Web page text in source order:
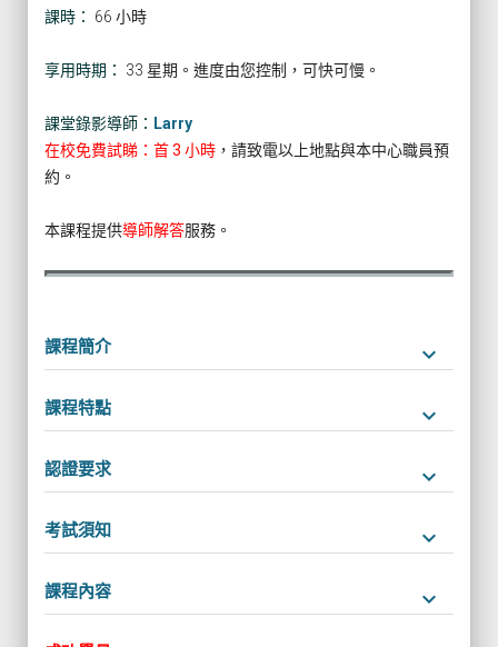
課時： 66 小時
享用時期： 33 星期。進度由您控制，可快可慢。
課堂錄影導師： Larry
在校免費試睇：首 3 小時 ，請致電以上地點與本中心職員預
約。
本課程提供導師解答服務。
課程簡介 keyboard_arrow_down
課程特點 keyboard_arrow_down
認證要求 keyboard_arrow_down
考試須知 keyboard_arrow_down
課程內容 keyboard_arrow_down